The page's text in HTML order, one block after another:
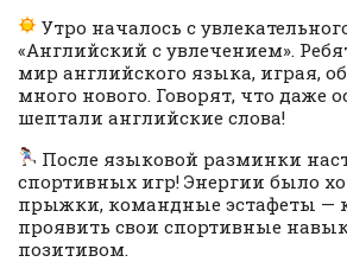
Утро началось с
«Английский с увлечением».
мир английского языка, играя,
много нового. Говорят, что даже
шептали английские слова!
После языковой разминки
спортивных игр! Энергии было
прыжки, командные эстафеты —
проявить свои спортивные
позитивом.